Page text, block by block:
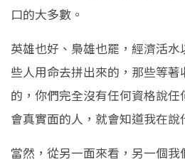
口的大多數。
英雄也好、梟雄也罷，經濟活
些人用命去拼出來的，那些等
的，你們完全沒有任何資格說
會真實面的人，就會知道我在說
當然，從另一面來看，另一個